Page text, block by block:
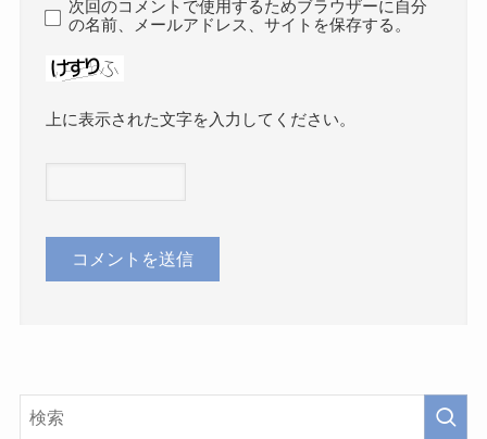
次回のコメントで使用するためブラウザーに自分
の名前、メールアドレス、サイトを保存する。
上に表示された文字を入力してください。